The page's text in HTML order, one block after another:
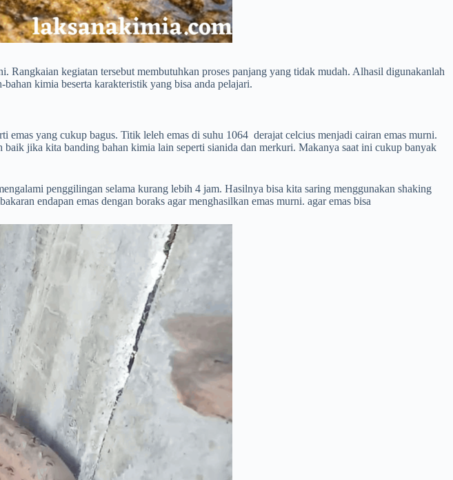
Rangkaian kegiatan tersebut membutuhkan proses panjang yang tidak mudah. Alhasil digunakanlah
kimia beserta karakteristik yang bisa anda pelajari.
emas yang cukup bagus. Titik leleh emas di suhu 1064 derajat celcius menjadi cairan emas murni.
jika kita banding bahan kimia lain seperti sianida dan merkuri. Makanya saat ini cukup banyak
penggilingan selama kurang lebih 4 jam. Hasilnya bisa kita saring menggunakan shaking
endapan emas dengan boraks agar menghasilkan emas murni. agar emas bisa